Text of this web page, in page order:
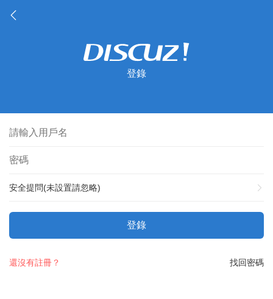
登錄
安全提問(未設置請忽略)
登錄
找回密碼
還沒有註冊？